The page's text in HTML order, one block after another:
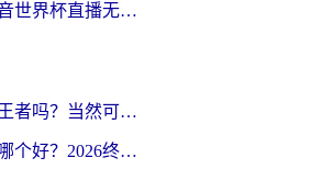
在澳大利亚看抖音世界杯直播无法播放？海外党体育观赛终极指南来了！
身在国外可以玩王者吗？当然可以，但你需要这份“加速”指南
海外游戏加速器哪个好？2026终极指南帮你畅玩国服+解决卡顿难题